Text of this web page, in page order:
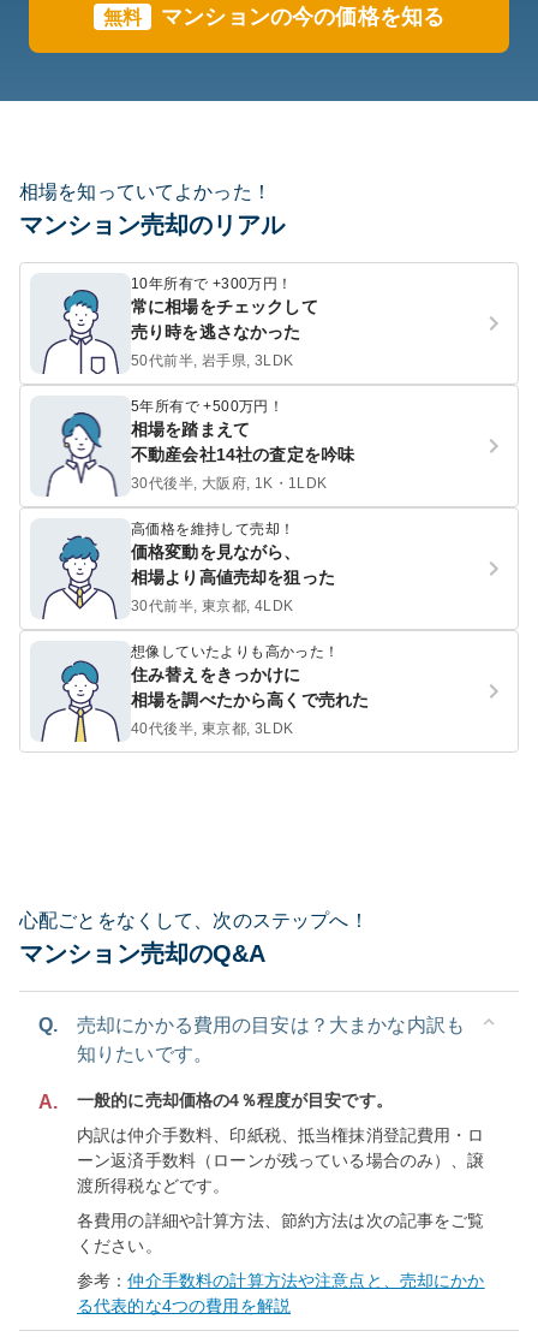
無料 マンションの今の価格を知る
相場を知っていてよかった！
マンション売却のリアル
10年所有で +300万円！
常に相場をチェックして
売り時を逃さなかった
50代前半, 岩手県, 3LDK
5年所有で +500万円！
相場を踏まえて
不動産会社14社の査定を吟味
30代後半, 大阪府, 1K・1LDK
高価格を維持して売却！
価格変動を見ながら、
相場より高値売却を狙った
30代前半, 東京都, 4LDK
想像していたよりも高かった！
住み替えをきっかけに
相場を調べたから高くで売れた
40代後半, 東京都, 3LDK
心配ごとをなくして、次のステップへ！
マンション売却のQ&A
Q.
売却にかかる費用の目安は？大まかな内訳も
知りたいです。
A.
一般的に売却価格の4％程度が目安です。
内訳は仲介手数料、印紙税、抵当権抹消登記費用・ロ
ーン返済手数料（ローンが残っている場合のみ）、譲
渡所得税などです。
各費用の詳細や計算方法、節約方法は次の記事をご覧
ください。
参考：仲介手数料の計算方法や注意点と、売却にかか
る代表的な4つの費用を解説